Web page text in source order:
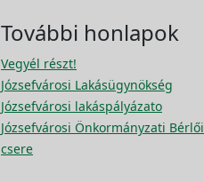
További honlapok
Vegyél részt!
Józsefvárosi Lakásügynökség
Józsefvárosi lakáspályázato
Józsefvárosi Önkormányzati Bérlői
csere